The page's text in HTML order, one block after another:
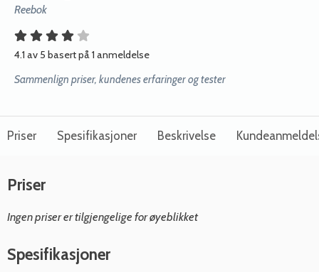
Reebok
4.1 av 5 basert på 1 anmeldelse
Sammenlign priser, kundenes erfaringer og tester
Priser Spesifikasjoner Beskrivelse
Priser
Ingen priser er tilgjengelige for øyeblikket
Spesifikasjoner